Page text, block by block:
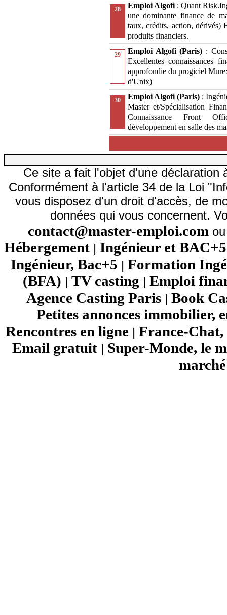
28 Emploi Algofi : Quant
une dominante finance de
taux, crédits, action, dérivés)
produits financiers.
29 Emploi Algofi (Paris) :
Excellentes connaissances
approfondie du progiciel
d'Unix)
30 Emploi Algofi (Paris) :
Master et/Spécialisation
Connaissance Front
développement en salle des
Ce site a fait l'objet d'une déclaration
Conformément à l'article 34 de la Loi
vous disposez d'un droit d'accès, de
données qui vous concernent.
contact@master-emploi.com
Hébergement | Ingénieur et
Ingénieur, Bac+5 | Formation
(BFA) | TV casting | Emploi
Agence Casting Paris | Book
Petites annonces immobilier,
Rencontres en ligne | France-Chat,
Email gratuit| Super-Monde, le